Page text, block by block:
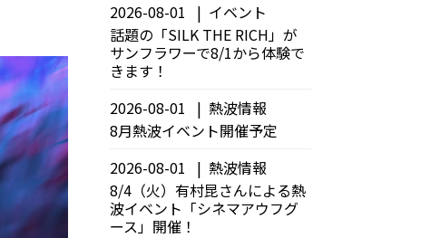
2026-08-01
イベント
話題の「SILK THE RICH」が
サンフラワーで8/1から体験で
きます！
2026-08-01
熱波情報
8月熱波イベント開催予定
2026-08-01
熱波情報
8/4（火）有村昆さんによる熱
波イベント「シネマアウフグ
ース」開催！